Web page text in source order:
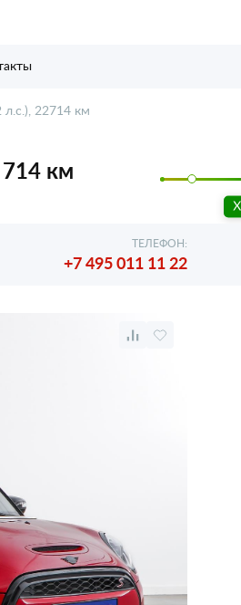
22714 км
км
ТЕЛЕФОН:
+7 495 011 11 22